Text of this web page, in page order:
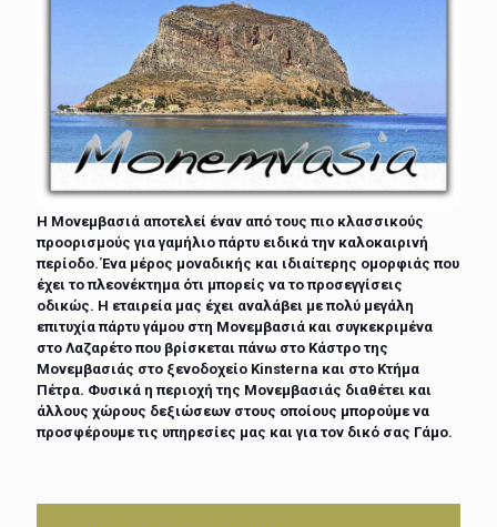
Η Μονεμβασιά αποτελεί έναν από τους πιο κλασσικούς
προορισμούς για γαμήλιο πάρτυ ειδικά την καλοκαιρινή
περίοδο. Ένα μέρος μοναδικής και ιδιαίτερης ομορφιάς που
έχει το πλεονέκτημα ότι μπορείς να το προσεγγίσεις
οδικώς. Η εταιρεία μας έχει αναλάβει με πολύ μεγάλη
επιτυχία πάρτυ γάμου στη Μονεμβασιά και συγκεκριμένα
στο Λαζαρέτο που βρίσκεται πάνω στο Κάστρο της
Μονεμβασιάς στο ξενοδοχείο Kinsterna και στο Κτήμα
Πέτρα. Φυσικά η περιοχή της Μονεμβασιάς διαθέτει και
άλλους χώρους δεξιώσεων στους οποίους μπορούμε να
προσφέρουμε τις υπηρεσίες μας και για τον δικό σας Γάμο.